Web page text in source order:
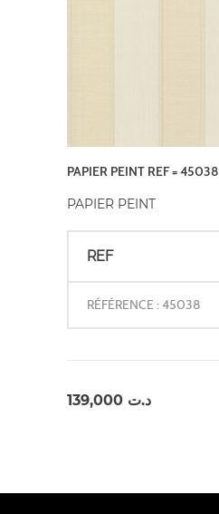
PAPIER PEINT REF = 45038
PAPIER PEINT
REF
RÉFÉRENCE : 45038
د.ت